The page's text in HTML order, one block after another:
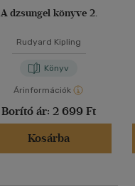
A dzsungel könyve 2.
Rudyard Kipling
Könyv
Árinformációk
Borító ár: 2 699 Ft
Kosárba